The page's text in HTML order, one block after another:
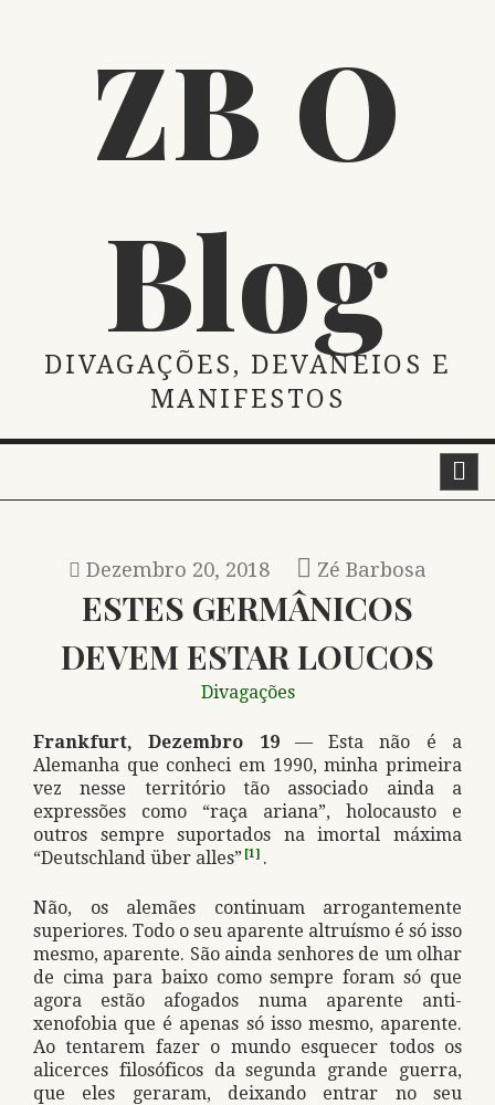
ZB O
Blog
DIVAGAÇÕES, DEVANEIOS E
MANIFESTOS
Dezembro 20, 2018 Zé Barbosa
ESTES GERMÂNICOS
DEVEM ESTAR LOUCOS
Divagações
Frankfurt, Dezembro 19— Esta não é a
Alemanha que conheci em 1990, minha primeira
vez nesse território tão associado ainda a
expressões como “raça ariana”, holocausto e
outros sempre suportados na imortal máxima
“Deutschland über alles” [1] .
Não, os alemães continuam arrogantemente
superiores. Todo o seu aparente altruísmo é só isso
mesmo, aparente. São ainda senhores de um olhar
de cima para baixo como sempre foram só que
agora estão afogados numa aparente anti-
xenofobia que é apenas só isso mesmo, aparente.
Ao tentarem fazer o mundo esquecer todos os
alicerces filosóficos da segunda grande guerra,
que eles geraram, deixando entrar no seu